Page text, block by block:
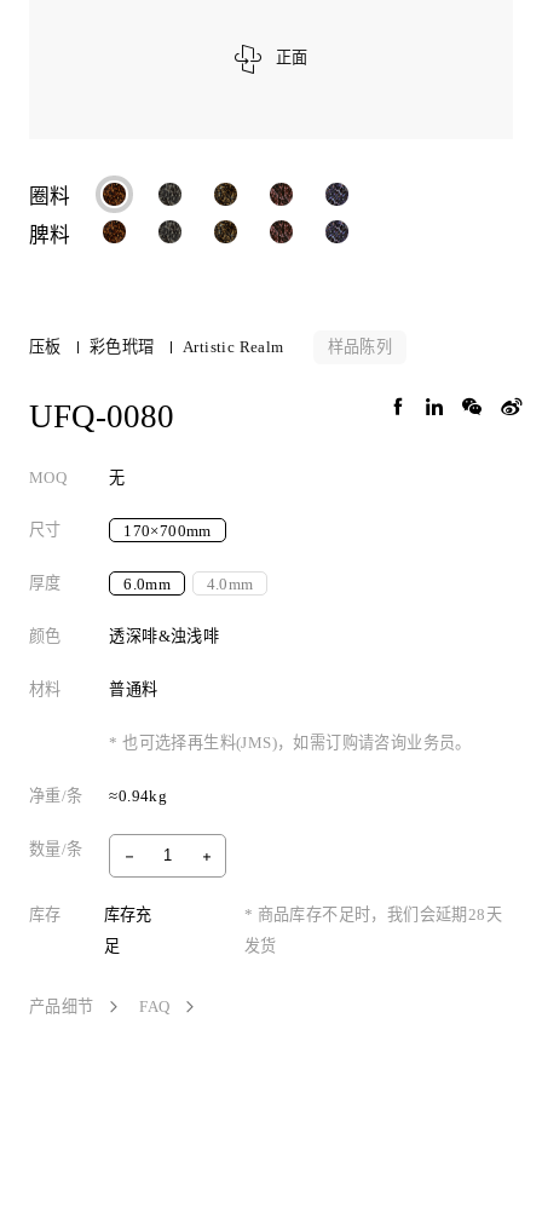
正面
圈料
脾料
压板 彩色玳瑁 Artistic Realm 样品陈列
UFQ-0080
MOQ 无
尺寸 170×700mm
厚度 6.0mm 4.0mm
颜色 透深啡&浊浅啡
材料 普通料
* 也可选择再生料(JMS)，如需订购请咨询业务员。
净重/条 ≈0.94kg
数量/条
库存
库存充
足
* 商品库存不足时，我们会延期28天
发货
产品细节 FAQ